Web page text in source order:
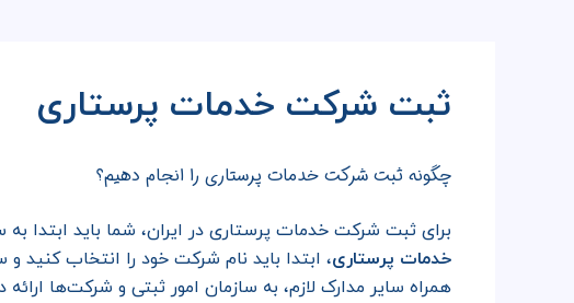
ثبت شرکت خدمات پرستاری
چگونه ثبت شرکت خدمات پرستاری را انجام دهیم؟
برای ثبت شرکت خدمات پرستاری در ایران، شما باید ابتدا
خدمات پرستاری، ابتدا باید نام شرکت خود را انتخاب کنید
همراه سایر مدارک لازم، به سازمان امور ثبتی و شرکت‌ها ارائه